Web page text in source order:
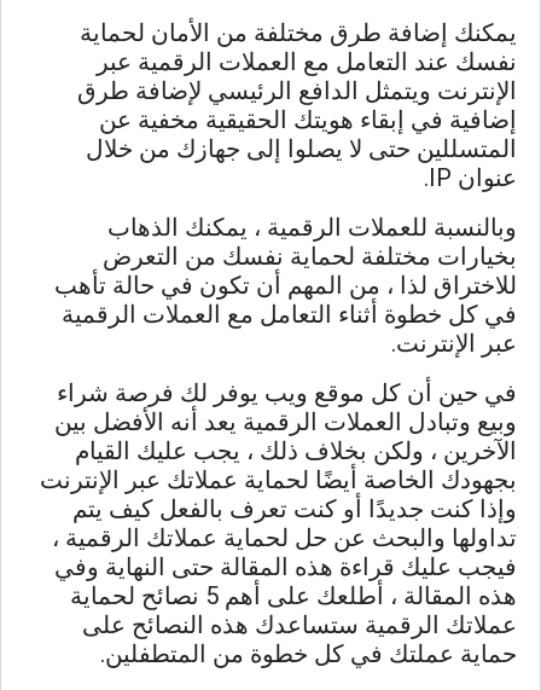
يمكنك إضافة طرق مختلفة من الأمان لحماية
نفسك عند التعامل مع العملات الرقمية عبر
الإنترنت ويتمثل الدافع الرئيسي لإضافة طرق
إضافية في إبقاء هويتك الحقيقية مخفية عن
المتسللين حتى لا يصلوا إلى جهازك من خلال
عنوان IP.
وبالنسبة للعملات الرقمية ، يمكنك الذهاب
بخيارات مختلفة لحماية نفسك من التعرض
للاختراق لذا ، من المهم أن تكون في حالة تأهب
في كل خطوة أثناء التعامل مع العملات الرقمية
عبر الإنترنت.
في حين أن كل موقع ويب يوفر لك فرصة شراء
وبيع وتبادل العملات الرقمية يعد أنه الأفضل بين
الآخرين ، ولكن بخلاف ذلك ، يجب عليك القيام
بجهودك الخاصة أيضًا لحماية عملاتك عبر الإنترنت
وإذا كنت جديدًا أو كنت تعرف بالفعل كيف يتم
تداولها والبحث عن حل لحماية عملاتك الرقمية ،
فيجب عليك قراءة هذه المقالة حتى النهاية وفي
هذه المقالة ، أطلعك على أهم 5 نصائح لحماية
عملاتك الرقمية ستساعدك هذه النصائح على
حماية عملتك في كل خطوة من المتطفلين.